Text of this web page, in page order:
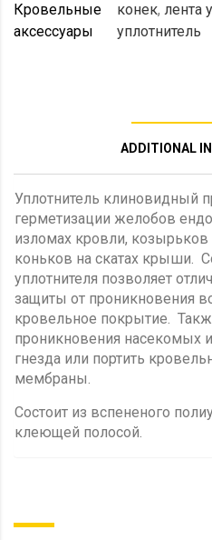
Кровельные
аксессуары
конек,лента
уплотнитель
ADDITIONAL
Уплотнитель клиновидный
герметизации желобов
изломах кровли,
коньков на скатах крыши.
уплотнителя позволяет
защиты от проникновения
кровельное покрытие.
проникновения насекомых
гнезда или портить
мембраны.
Состоит из вспененого
клеющей полосой.